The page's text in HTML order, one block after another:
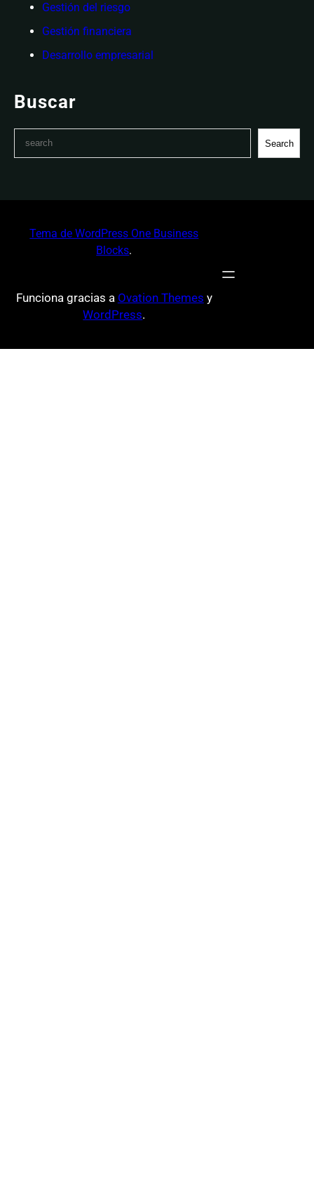
Gestión del riesgo
Gestión financiera
Desarrollo empresarial
Buscar
c
Search
Tema de WordPress One Business
Blocks.
Funciona gracias a Ovation Themes y
WordPress.